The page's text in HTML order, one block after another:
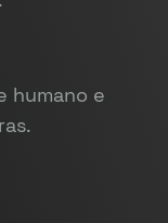
humano e